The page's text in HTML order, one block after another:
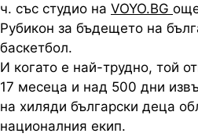
ч. със студио на VOYO.BG
Рубикон за бъдещето на
баскетбол.
И когато е най-трудно, той
17 месеца и над 500 дни
на хиляди български деца
националния екип.